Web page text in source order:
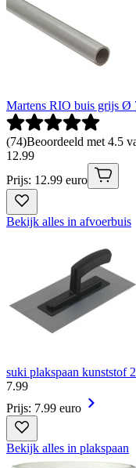
Martens RIO buis grijs Ø
(74)Beoordeeld met 4.5
12.99
Prijs: 12.99 euro
Bekijk alles in afvoerbuis
suki plakspaan kunststof
7.99
Prijs: 7.99 euro
Bekijk alles in plakspaan